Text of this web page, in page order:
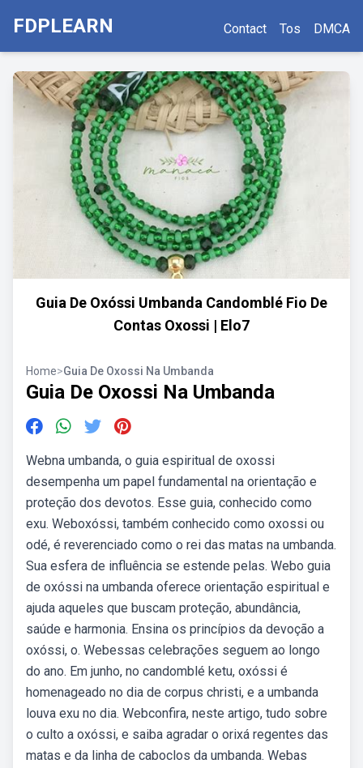
FDPLEARN Contact Tos DMCA
Guia De Oxóssi Umbanda Candomblé Fio De
Contas Oxossi | Elo7
Home>Guia De Oxossi Na Umbanda
Guia De Oxossi Na Umbanda
Webna umbanda, o guia espiritual de oxossi
desempenha um papel fundamental na orientação e
proteção dos devotos. Esse guia, conhecido como
exu. Weboxóssi, também conhecido como oxossi ou
odé, é reverenciado como o rei das matas na umbanda.
Sua esfera de influência se estende pelas. Webo guia
de oxóssi na umbanda oferece orientação espiritual e
ajuda aqueles que buscam proteção, abundância,
saúde e harmonia. Ensina os princípios da devoção a
oxóssi, o. Webessas celebrações seguem ao longo
do ano. Em junho, no candomblé ketu, oxóssi é
homenageado no dia de corpus christi, e a umbanda
louva exu no dia. Webconfira, neste artigo, tudo sobre
o culto a oxóssi, e saiba agradar o orixá regentes das
matas e da linha de caboclos da umbanda. Webas